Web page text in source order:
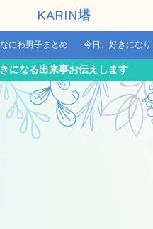
KARIN塔
なにわ男子まとめ 今日、好きにな
きになる出来事お伝えします